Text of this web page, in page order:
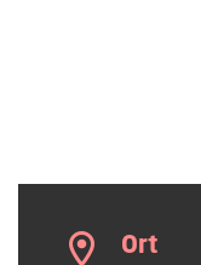
Ort